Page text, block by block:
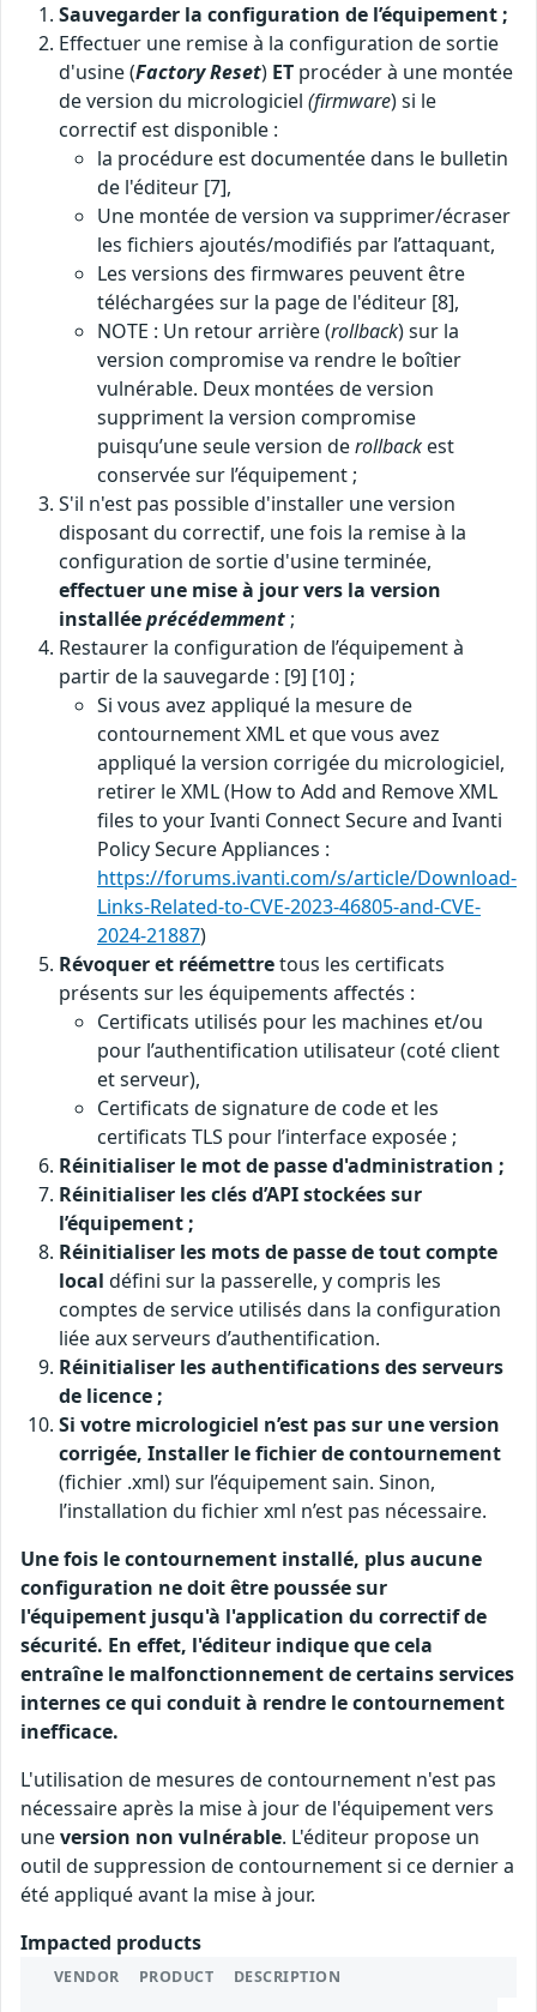
Sauvegarder la configuration de l’équipement ;
Effectuer une remise à la configuration de sortie
d'usine (Factory Reset) ET procéder à une montée
de version du micrologiciel (firmware) si le
correctif est disponible :
la procédure est documentée dans le bulletin
de l'éditeur [7],
Une montée de version va supprimer/écraser
les fichiers ajoutés/modifiés par l’attaquant,
Les versions des firmwares peuvent être
téléchargées sur la page de l'éditeur [8],
NOTE : Un retour arrière (rollback) sur la
version compromise va rendre le boîtier
vulnérable. Deux montées de version
suppriment la version compromise
puisqu’une seule version derollback est
conservée sur l’équipement ;
S'il n'est pas possible d'installer une version
disposant du correctif, une fois la remise à la
configuration de sortie d'usine terminée,
effectuer une mise à jour vers la version
installéeprécédemment;
Restaurer la configuration de l’équipement à
partir de la sauvegarde : [9] [10] ;
Si vous avez appliqué la mesure de
contournement XML et que vous avez
appliqué la version corrigée du micrologiciel,
retirer le XML (How to Add and Remove XML
files to your Ivanti Connect Secure and Ivanti
Policy Secure Appliances :
https://forums.ivanti.com/s/article/Download-
Links-Related-to-CVE-2023-46805-and-CVE-
2024-21887)
Révoquer et réémettretous les certificats
présents sur les équipements affectés :
Certificats utilisés pour les machines et/ou
pour l’authentification utilisateur (coté client
et serveur),
Certificats de signature de code et les
certificats TLS pour l’interface exposée ;
Réinitialiser le mot de passe d'administration ;
Réinitialiser les clés d’API stockées sur
l’équipement ;
Réinitialiser les mots de passe de tout compte
local défini sur la passerelle, y compris les
comptes de service utilisés dans la configuration
liée aux serveurs d’authentification.
Réinitialiser les authentifications des serveurs
de licence ;
Si votre micrologiciel n’est pas sur une version
corrigée, Installer le fichier de contournement
(fichier .xml) sur l’équipement sain. Sinon,
l’installation du fichier xml n’est pas nécessaire.
Une fois le contournement installé, plus aucune
configuration ne doit être poussée sur
l'équipement jusqu'à l'application du correctif de
sécurité. En effet, l'éditeur indique que cela
entraîne le malfonctionnement de certains services
internes ce qui conduit à rendre le contournement
inefficace.
L'utilisation de mesures de contournement n'est pas
nécessaire après la mise à jour de l'équipement vers
uneversion non vulnérable. L'éditeur propose un
outil de suppression de contournement si ce dernier a
été appliqué avant la mise à jour.
Impacted products
VENDOR PRODUCT DESCRIPTION